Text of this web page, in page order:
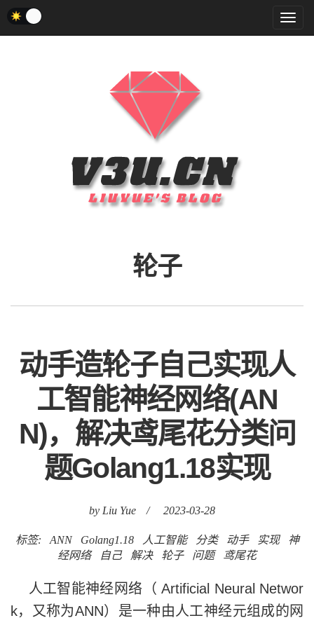
菜
单
轮子
动手造轮子自己实现人
工智能神经网络(AN
N)，解决鸢尾花分类问
题Golang1.18实现
by Liu Yue / 2023-03-28
标签: ANN Golang1.18 人工智能 分类 动手 实现
神
经网络
自己 解决 轮子 问题 鸢尾花
人工智能神经网络（ Artificial Neural Networ
k，又称为ANN）是一种由人工神经元组成的网